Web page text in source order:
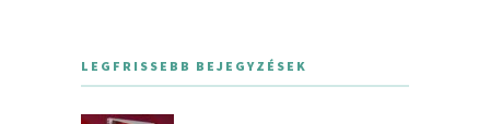
LEGFRISSEBB BEJEGYZÉSEK